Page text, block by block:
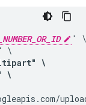
' \
\
\
\